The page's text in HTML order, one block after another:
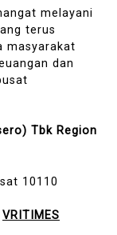
melayani
terus
masyarakat
dan
Tbk Region
10110
VRITIMES